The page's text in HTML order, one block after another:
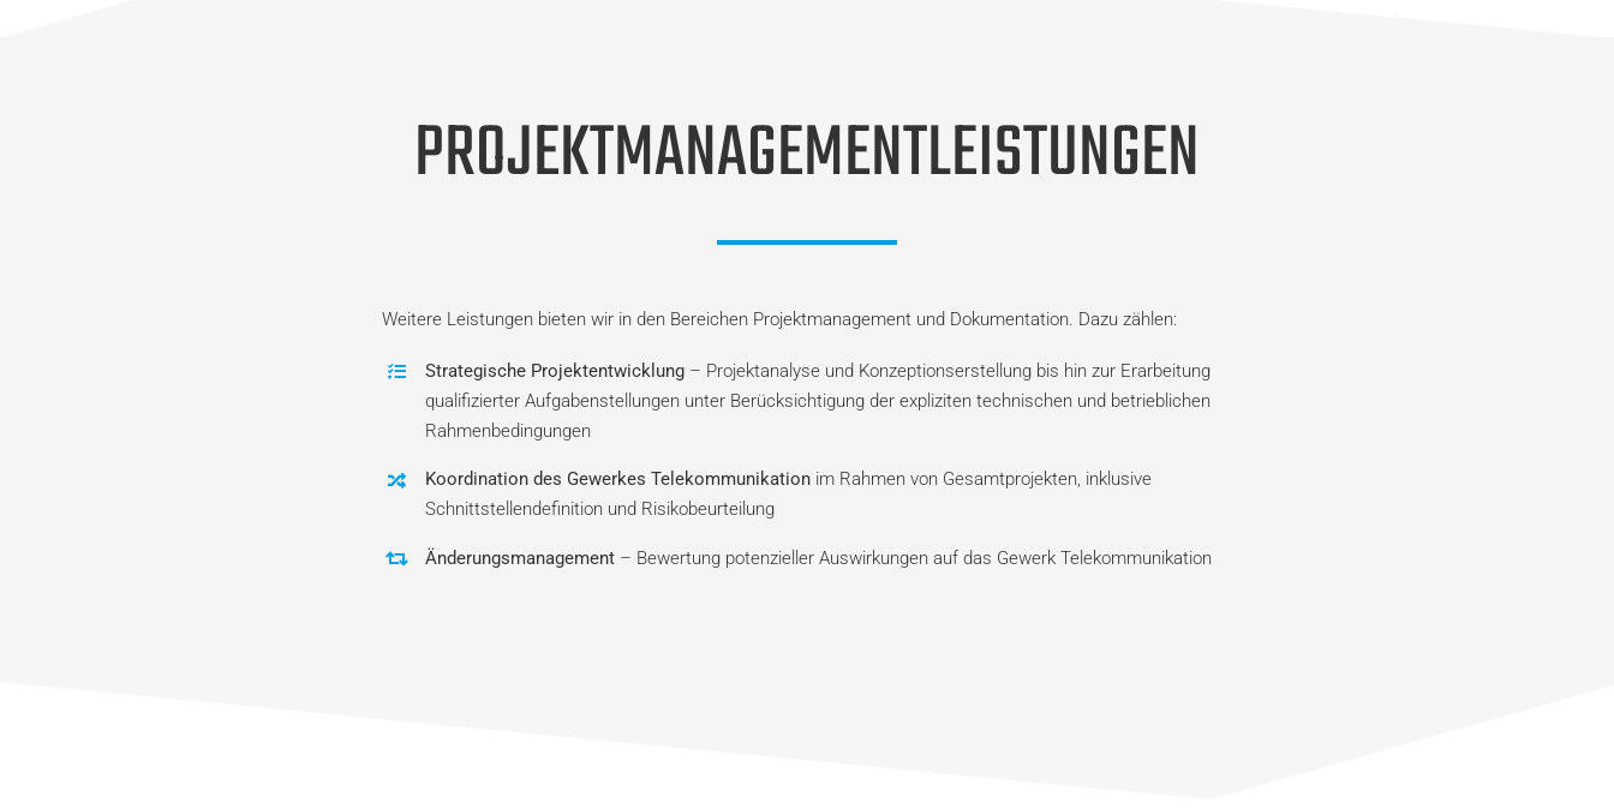
PROJEKTMANAGEMENTLEISTUNGEN
Weitere Leistungen bieten wir in den Bereichen Projektmanagement und Dokumentation. Dazu zählen:
Strategische Projektentwicklung– Projektanalyse und Konzeptionserstellung bis hin zur Erarbeitung
qualifizierter Aufgabenstellungen unter Berücksichtigung der expliziten technischen und betrieblichen
Rahmenbedingungen
Koordination des Gewerkes Telekommunikationim Rahmen von Gesamtprojekten, inklusive
Schnittstellendefinition und Risikobeurteilung
Änderungsmanagement– Bewertung potenzieller Auswirkungen auf das Gewerk Telekommunikation